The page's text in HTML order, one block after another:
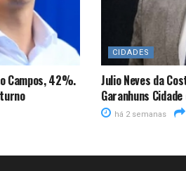
Campos, 42%.
CIDADES
Julio Neves da
Garanhuns
há 2 semanas